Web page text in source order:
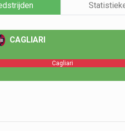
CAGLIARI
Cagliari